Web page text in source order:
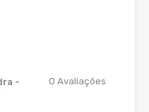
-
0 Avaliações